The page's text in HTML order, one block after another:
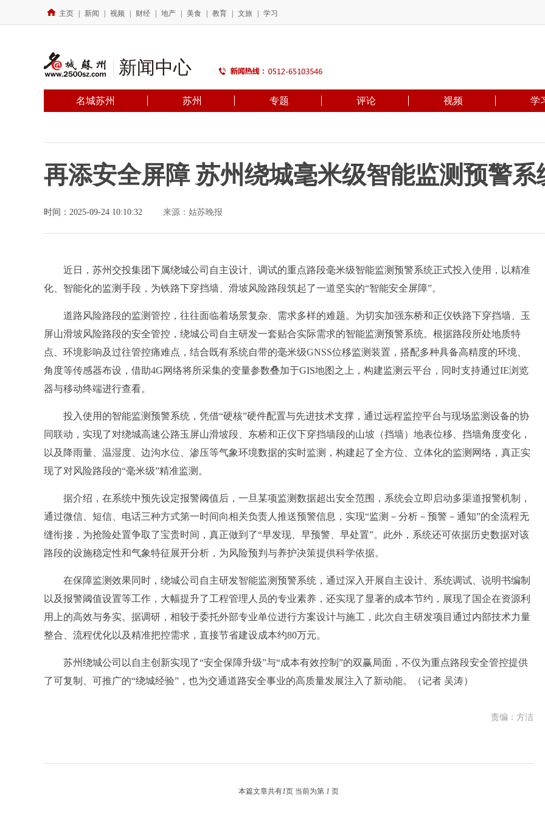
主页 新闻 视频 财经 地产 美食 教育 文旅 学习
新闻中心
名城苏州 苏州 专题 评论 视频 学
再添安全屏障 苏州绕城毫米级智能监测预警系
时间：2025-09-24 10:10:32 来源：姑苏晚报
近日，苏州交投集团下属绕城公司自主设计、调试的重点路段毫米级智能监测预警系统正式投入使用，以精准
化、智能化的监测手段，为铁路下穿挡墙、滑坡风险路段筑起了一道坚实的“智能安全屏障”。
道路风险路段的监测管控，往往面临着场景复杂、需求多样的难题。为切实加强东桥和正仪铁路下穿挡墙、玉
屏山滑坡风险路段的安全管控，绕城公司自主研发一套贴合实际需求的智能监测预警系统。根据路段所处地质特
点、环境影响及过往管控痛难点，结合既有系统自带的毫米级GNSS位移监测装置，搭配多种具备高精度的环境、
角度等传感器布设，借助4G网络将所采集的变量参数叠加于GIS地图之上，构建监测云平台，同时支持通过IE浏览
器与移动终端进行查看。
投入使用的智能监测预警系统，凭借“硬核”硬件配置与先进技术支撑，通过远程监控平台与现场监测设备的协
同联动，实现了对绕城高速公路玉屏山滑坡段、东桥和正仪下穿挡墙段的山坡（挡墙）地表位移、挡墙角度变化，
以及降雨量、温湿度、边沟水位、渗压等气象环境数据的实时监测，构建起了全方位、立体化的监测网络，真正实
现了对风险路段的“毫米级”精准监测。
据介绍，在系统中预先设定报警阈值后，一旦某项监测数据超出安全范围，系统会立即启动多渠道报警机制，
通过微信、短信、电话三种方式第一时间向相关负责人推送预警信息，实现“监测－分析－预警－通知”的全流程无
缝衔接，为抢险处置争取了宝贵时间，真正做到了“早发现、早预警、早处置”。此外，系统还可依据历史数据对该
路段的设施稳定性和气象特征展开分析，为风险预判与养护决策提供科学依据。
在保障监测效果同时，绕城公司自主研发智能监测预警系统，通过深入开展自主设计、系统调试、说明书编制
以及报警阈值设置等工作，大幅提升了工程管理人员的专业素养，还实现了显著的成本节约，展现了国企在资源利
用上的高效与务实。据调研，相较于委托外部专业单位进行方案设计与施工，此次自主研发项目通过内部技术力量
整合、流程优化以及精准把控需求，直接节省建设成本约80万元。
苏州绕城公司以自主创新实现了“安全保障升级”与“成本有效控制”的双赢局面，不仅为重点路段安全管控提供
了可复制、可推广的“绕城经验”，也为交通道路安全事业的高质量发展注入了新动能。（记者 吴涛）
责编：方洁
本篇文章共有1页 当前为第 1 页